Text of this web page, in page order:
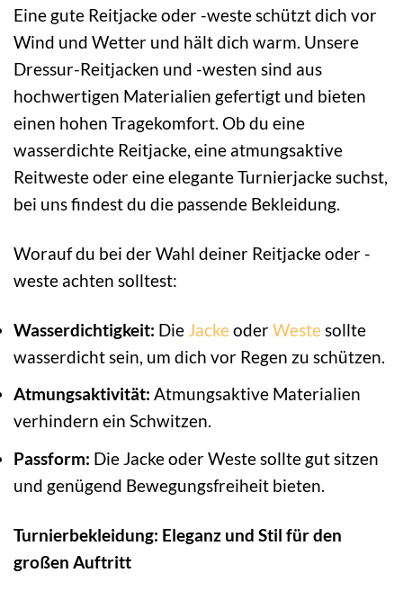
Eine gute Reitjacke oder -weste schützt dich vor
Wind und Wetter und hält dich warm. Unsere
Dressur-Reitjacken und -westen sind aus
hochwertigen Materialien gefertigt und bieten
einen hohen Tragekomfort. Ob du eine
wasserdichte Reitjacke, eine atmungsaktive
Reitweste oder eine elegante Turnierjacke suchst,
bei uns findest du die passende Bekleidung.
Worauf du bei der Wahl deiner Reitjacke oder -
weste achten solltest:
Wasserdichtigkeit: Die JackeoderWestesollte
wasserdicht sein, um dich vor Regen zu schützen.
Atmungsaktivität: Atmungsaktive Materialien
verhindern ein Schwitzen.
Passform: Die Jacke oder Weste sollte gut sitzen
und genügend Bewegungsfreiheit bieten.
Turnierbekleidung: Eleganz und Stil für den
großen Auftritt